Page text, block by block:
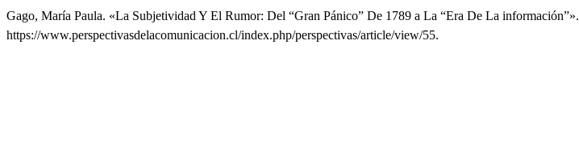
Gago, María Paula. «La Subjetividad Y El Rumor: Del “Gran Pánico” De 1789 a La “Era De La información”».
https://www.perspectivasdelacomunicacion.cl/index.php/perspectivas/article/view/55.